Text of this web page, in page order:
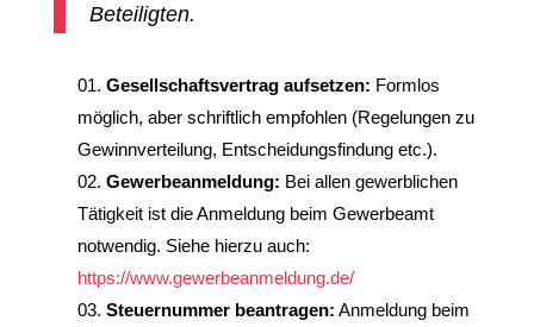
Beteiligten.
Gesellschaftsvertrag aufsetzen: Formlos
möglich, aber schriftlich empfohlen (Regelungen zu
Gewinnverteilung, Entscheidungsfindung etc.).
Gewerbeanmeldung: Bei allen gewerblichen
Tätigkeit ist die Anmeldung beim Gewerbeamt
notwendig. Siehe hierzu auch:
https://www.gewerbeanmeldung.de/
Steuernummer beantragen: Anmeldung beim